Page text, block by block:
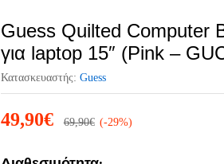
Guess Quilted Computer
για laptop 15″ (Pink –
Κατασκευαστής: Guess
49,90€ 69,90€ (-29%)